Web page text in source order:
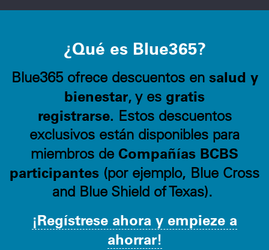
¿Qué es Blue365?
Blue365 ofrece descuentos en salud y
bienestar, y es gratis
registrarse. Estos descuentos
exclusivos están disponibles para
miembros de Compañías BCBS
participantes (por ejemplo, Blue Cross
and Blue Shield of Texas).
¡Regístrese ahora y empieze a
ahorrar!